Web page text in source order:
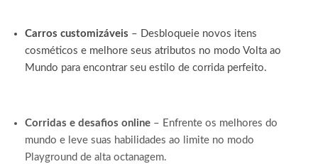
Carros customizáveis – Desbloqueie novos itens
cosméticos e melhore seus atributos no modo Volta ao
Mundo para encontrar seu estilo de corrida perfeito.
Corridas e desafios online – Enfrente os melhores do
mundo e leve suas habilidades ao limite no modo
Playground de alta octanagem.